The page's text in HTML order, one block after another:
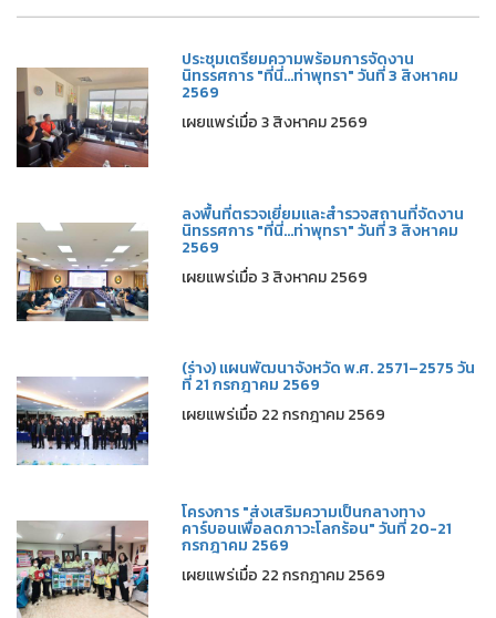
ประชุมเตรียมความพร้อมการจัดงาน
นิทรรศการ "ที่นี่...ท่าพุทรา" วันที่ 3 สิงหาคม
2569
เผยแพร่เมื่อ 3 สิงหาคม 2569
ลงพื้นที่ตรวจเยี่ยมและสำรวจสถานที่จัดงาน
นิทรรศการ "ที่นี่...ท่าพุทรา" วันที่ 3 สิงหาคม
2569
เผยแพร่เมื่อ 3 สิงหาคม 2569
(ร่าง) แผนพัฒนาจังหวัด พ.ศ. 2571–2575 วัน
ที่ 21 กรกฎาคม 2569
เผยแพร่เมื่อ 22 กรกฎาคม 2569
โครงการ "ส่งเสริมความเป็นกลางทาง
คาร์บอนเพื่อลดภาวะโลกร้อน" วันที่ 20-21
กรกฎาคม 2569
เผยแพร่เมื่อ 22 กรกฎาคม 2569